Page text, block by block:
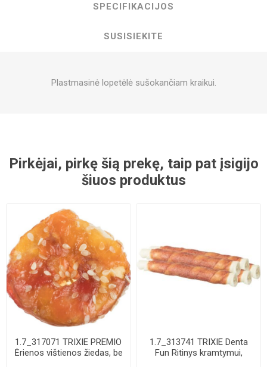
SPECIFIKACIJOS
SUSISIEKITE
Plastmasinė lopetėlė sušokančiam kraikui.
Pirkėjai, pirkę šią prekę, taip pat įsigijo
šiuos produktus
1.7_317071 TRIXIE PREMIO
Ėrienos vištienos žiedas, be
1.7_313741 TRIXIE Denta
Fun Ritinys kramtymui,